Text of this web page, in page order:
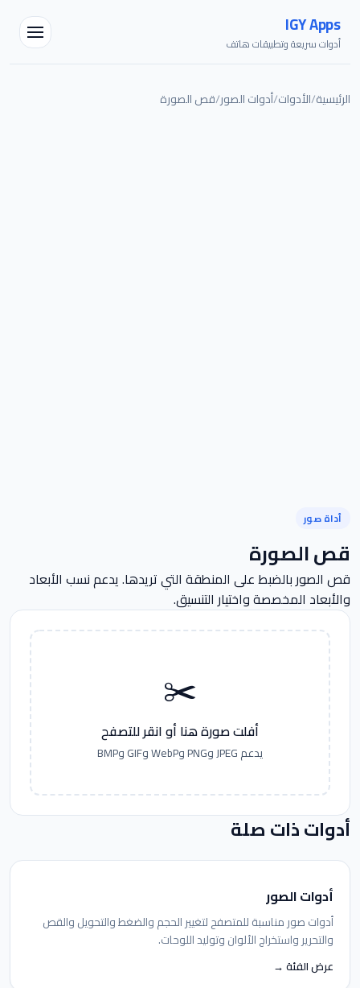
IGY Apps
أدوات سريعة وتطبيقات هاتف
الرئيسية/الأدوات/أدوات الصور/قص الصورة
أداة صور
قص الصورة
قص الصور بالضبط على المنطقة التي تريدها. يدعم نسب الأبعاد
والأبعاد المخصصة واختيار التنسيق.
✂️
أفلت صورة هنا أو انقر للتصفح
يدعم JPEG وPNG وWebP وGIF وBMP
أدوات ذات صلة
أدوات الصور
أدوات صور مناسبة للمتصفح لتغيير الحجم والضغط والتحويل والقص
والتحرير واستخراج الألوان وتوليد اللوحات.
عرض الفئة →
مساعد IGY